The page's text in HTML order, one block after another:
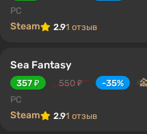
PC
Steam 2.91 отзыв
Sea Fantasy
357 ₽ 550 ₽
-35%
PC
Steam 2.91 отзыв